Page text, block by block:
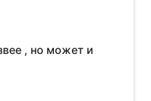
, но может и